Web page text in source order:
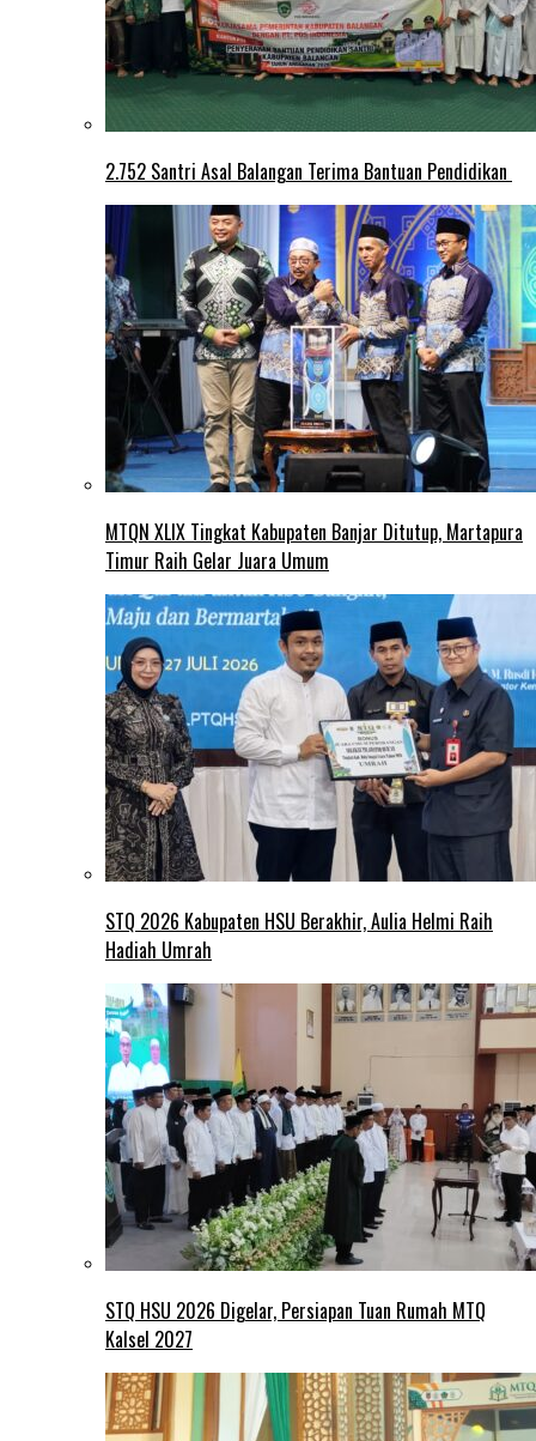
2.752 Santri Asal Balangan Terima Bantuan Pendidikan
MTQN XLIX Tingkat Kabupaten Banjar Ditutup, Martapura
Timur Raih Gelar Juara Umum
STQ 2026 Kabupaten HSU Berakhir, Aulia Helmi Raih
Hadiah Umrah
STQ HSU 2026 Digelar, Persiapan Tuan Rumah MTQ
Kalsel 2027